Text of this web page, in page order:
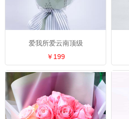
爱我所爱云南顶级
￥199